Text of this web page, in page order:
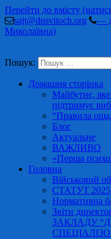
Перейти до вмісту
sajt@dnsvitoch.org
—
Миколаївна)
Пошук:
Домашня сторінка
Майбутнє,
підтримує
“Правила
Блог
Актуальне
ВАЖЛИВО
«Перша
Головна
Військовий
СТАТУТ 2025
Нормативна
Звіти
ЗАКЛАДУ